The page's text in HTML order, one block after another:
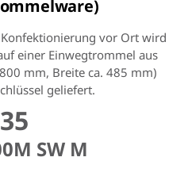
vor Ort wird
einer Einwegtrommel aus
mm, Breite ca. 485 mm)
geliefert.
SW M